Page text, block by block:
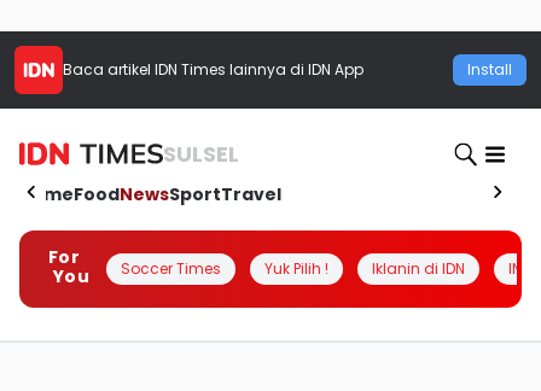
Baca artikel IDN Times lainnya di IDN App Install
SULSEL
HomeFoodNewsSportTravel
For
You
Soccer Times Yuk Pilih ! Iklanin di IDN